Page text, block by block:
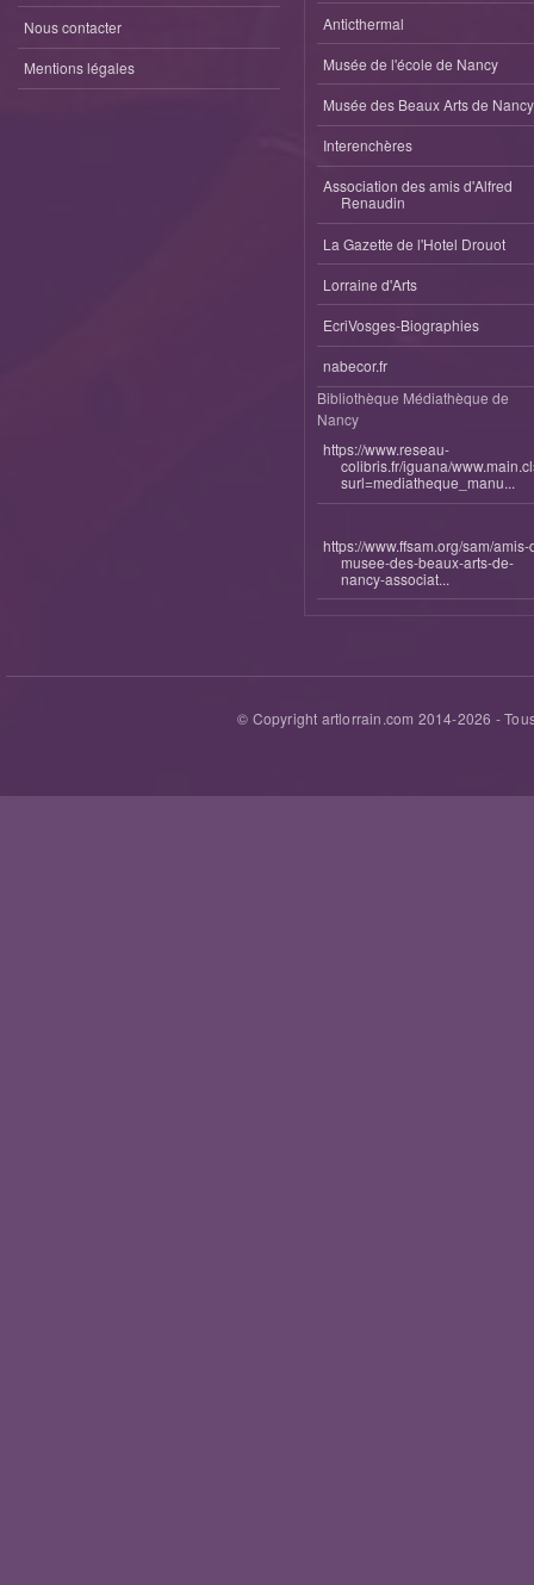
Nous contacter
Mentions légales
Anticthermal
Musée de l'école de Nancy
Musée des Beaux Arts de Nancy
Interenchères
Association des amis d'Alfred
Renaudin
La Gazette de l'Hotel Drouot
Lorraine d'Arts
EcriVosges-Biographies
nabecor.fr
Bibliothèque Médiathèque de
Nancy
https://www.reseau-
colibris.fr/iguana/
surl=mediatheque_manu...
https://www.ffsam.org/sam/amis-
musee-des-beaux-arts-de-
nancy-associat...
© Copyright artlorrain.com 2014-2026 -